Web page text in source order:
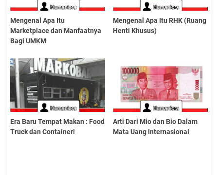
Mengenal Apa Itu
Marketplace dan Manfaatnya
Bagi UMKM
Mengenal Apa Itu RHK (Ruang
Henti Khusus)
Era Baru Tempat Makan : Food
Truck dan Container!
Arti Dari Mio dan Bio Dalam
Mata Uang Internasional